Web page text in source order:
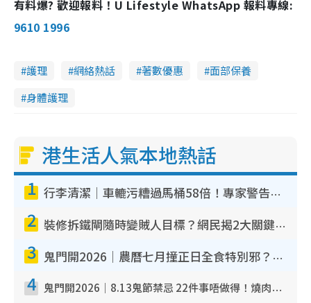
有料爆? 歡迎報料！U Lifestyle WhatsApp 報料專線:
9610 1996
護理 網絡熱話 著數優惠
面部保養
身體護理
港生活人氣本地熱話
1 行李清潔｜車轆污糟過馬桶58倍！專家警告忌用酒精抹 教1招免污手除菌
2 裝修拆鐵閘隨時變賊人目標？網民揭2大關鍵用途：裝新式等於白裝？附新舊鐵閘分別
3 鬼門開2026｜農曆七月撞正日全食特別邪？專家警告切忌做一事！揭4大禁忌+2招保平安
4 鬼門開2026｜8.13鬼節禁忌 22件事唔做得！燒肉、刺身要少食？半夜勿吹口哨/打呢個電話